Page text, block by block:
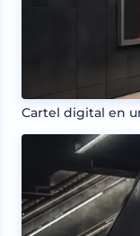
Cartel digital en